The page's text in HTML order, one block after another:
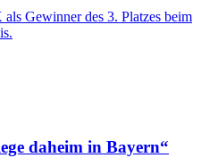
Gewinner des 3. Platzes beim
daheim in Bayern“